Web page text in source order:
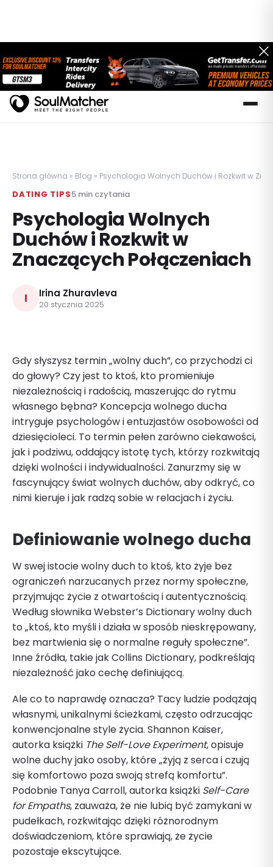
Strona główna » Blog » Psychologia Wolnych Duchów i Rozkwit w
DATING TIPS5 min czytania
Psychologia Wolnych
Duchów i Rozkwit w
Znaczących Połączeniach
I Irina Zhuravleva
20 stycznia 2025
Gdy słyszysz termin „wolny duch”, co przychodzi ci
do głowy? Czy jest to ktoś, kto promieniuje
niezależnością i radością, maszerując do rytmu
własnego bębna? Koncepcja wolnego ducha
intryguje psychologów i entuzjastów osobowości od
dziesięcioleci. To termin pełen zarówno ciekawości,
jak i podziwu, oddający istotę tych, którzy rozkwitają
dzięki wolności i indywidualności. Zanurzmy się w
fascynujący świat wolnych duchów, aby odkryć, co
nimi kieruje i jak radzą sobie w relacjach i życiu.
Definiowanie wolnego ducha
W swej istocie wolny duch to ktoś, kto żyje bez
ograniczeń narzucanych przez normy społeczne,
przyjmując życie z otwartością i autentycznością.
Według słownika Webster’s Dictionary wolny duch
to „ktoś, kto myśli i działa w sposób nieskrępowany,
bez martwienia się o normalne reguły społeczne”.
Inne źródła, takie jak Collins Dictionary, podkreślają
niezależność jako cechę definiującą.
Ale co to naprawdę oznacza? Tacy ludzie podążają
własnymi, unikalnymi ścieżkami, często odrzucając
konwencjonalne style życia. Shannon Kaiser,
autorka książki The Self-Love Experiment, opisuje
wolne duchy jako osoby, które „żyją z serca i czują
się komfortowo poza swoją strefą komfortu”.
Podobnie Tanya Carroll, autorka książki Self-Care
for Empaths, zauważa, że nie lubią być zamykani w
pudełkach, rozkwitając dzięki różnorodnym
doświadczeniom, które sprawiają, że życie
pozostaje ekscytujące.